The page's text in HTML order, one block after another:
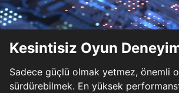
Kesintisiz Oyun
Sadece güçlü olmak yetmez, önemli
sürdürebilmek. En yüksek